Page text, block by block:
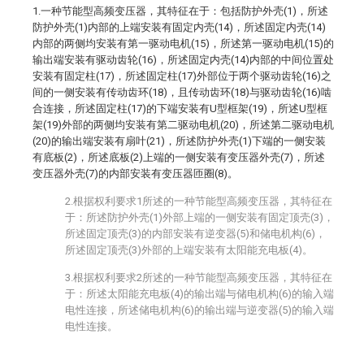
1.一种节能型高频变压器，其特征在于：包括防护外壳(1)，所述
防护外壳(1)内部的上端安装有固定内壳(14)，所述固定内壳(14)
内部的两侧均安装有第一驱动电机(15)，所述第一驱动电机(15)的
输出端安装有驱动齿轮(16)，所述固定内壳(14)内部的中间位置处
安装有固定柱(17)，所述固定柱(17)外部位于两个驱动齿轮(16)之
间的一侧安装有传动齿环(18)，且传动齿环(18)与驱动齿轮(16)啮
合连接，所述固定柱(17)的下端安装有U型框架(19)，所述U型框
架(19)外部的两侧均安装有第二驱动电机(20)，所述第二驱动电机
(20)的输出端安装有扇叶(21)，所述防护外壳(1)下端的一侧安装
有底板(2)，所述底板(2)上端的一侧安装有变压器外壳(7)，所述
变压器外壳(7)的内部安装有变压器匝圈(8)。
2.根据权利要求1所述的一种节能型高频变压器，其特征在
于：所述防护外壳(1)外部上端的一侧安装有固定顶壳(3)，
所述固定顶壳(3)的内部安装有逆变器(5)和储电机构(6)，
所述固定顶壳(3)外部的上端安装有太阳能充电板(4)。
3.根据权利要求2所述的一种节能型高频变压器，其特征在
于：所述太阳能充电板(4)的输出端与储电机构(6)的输入端
电性连接，所述储电机构(6)的输出端与逆变器(5)的输入端
电性连接。